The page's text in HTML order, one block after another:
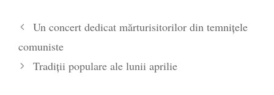
poetului Octavian Goga, înlăturat din Iași
- 16 aprilie 2026
Un concert dedicat mărturisitorilor din temniţele
comuniste
Tradiții populare ale lunii aprilie